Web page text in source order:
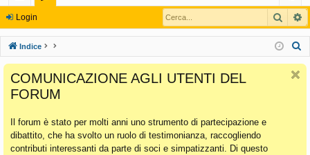
oll
eg
a
m
en
ti
Ra
u
m
og
in
Login Cerca
Indice
COMUNICAZIONE AGLI UTENTI DEL
FORUM
Il forum è stato per molti anni uno strumento di partecipazione e
dibattito, che ha svolto un ruolo di testimonianza, raccogliendo
contributi interessanti da parte di soci e simpatizzanti. Di questo